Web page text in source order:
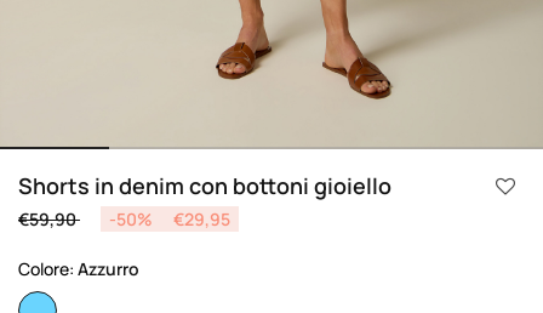
Shorts in denim con bottoni gioiello
Price reduced from
€59,90to -50% €29,95
Colore: Azzurro